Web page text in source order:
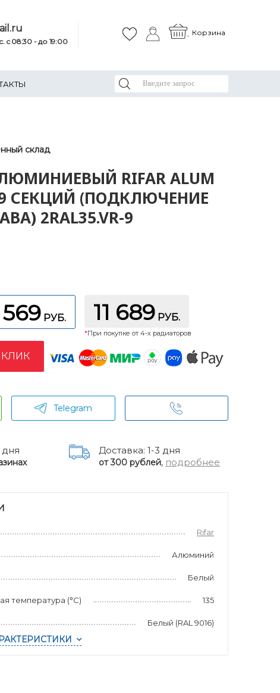
c 08:30 - до 19:00
Корзина
склад
RIFAR ALUM
9 СЕКЦИЙ (ПОДКЛЮЧЕНИЕ
2RАL35.VR-9
569 РУБ. 11 689 РУБ.
*При покупке от 4-х радиаторов
КЛИК
Telegram
дня Доставка: 1-3 дня
от 300 рублей, подробнее
Rifar
Алюминий
Белый
температура (°С) 135
Белый (RAL 9016)